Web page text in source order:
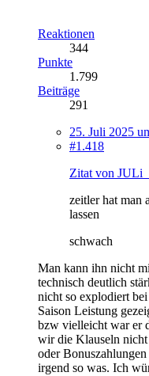
Reaktionen
344
Punkte
1.799
Beiträge
291
25. Juli 2025
#1.418
Zitat von
zeitler hat man
lassen
schwach
Man kann ihn nicht
technisch deutlich
nicht so explodiert
Saison Leistung
bzw vielleicht war er
wir die Klauseln
oder
irgend so was. Ich